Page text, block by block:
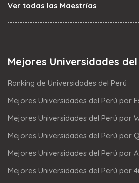
Ver todas las Maestrías
Mejores Universidades del
Ranking de Universidades del Perú
Mejores Universidades del Perú por
Mejores Universidades del Perú por
Mejores Universidades del Perú por
Mejores Universidades del Perú por
Mejores Universidades del Perú por